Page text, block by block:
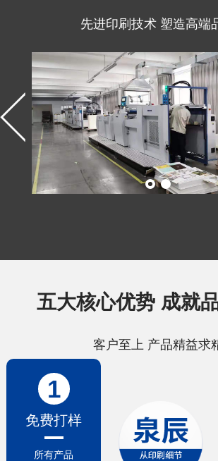
先进印刷技术 塑造高端
五大核心优势 成就
客户至上 产品精益求
1
免费打样
所有产品